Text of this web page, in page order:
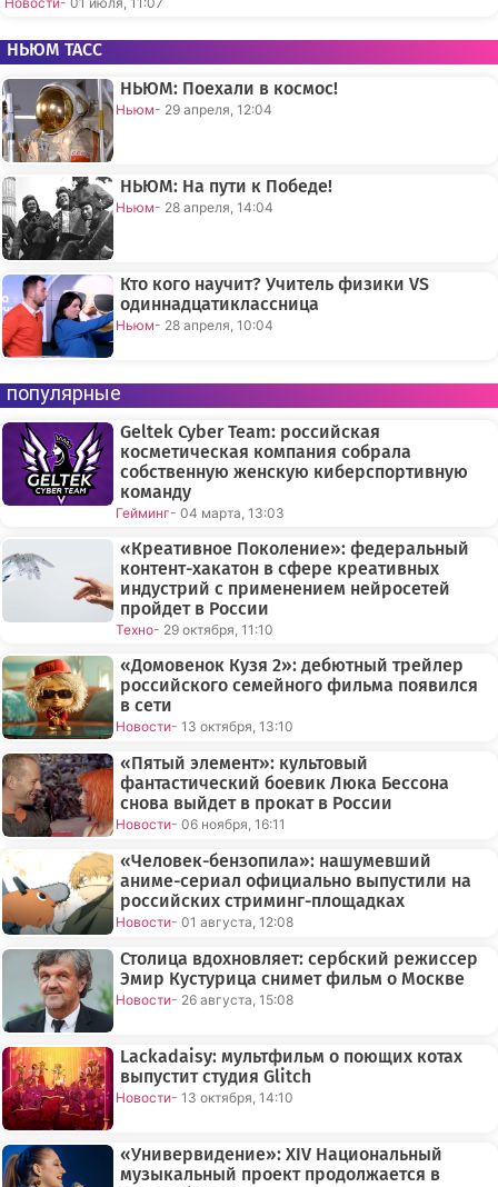
НЬЮМ ТАСС
НЬЮМ: Поехали в космос!
Ньюм- 29 апреля, 12:04
НЬЮМ: На пути к Победе!
Ньюм- 28 апреля, 14:04
Кто кого научит? Учитель физики VS
одиннадцатиклассница
Ньюм- 28 апреля, 10:04
популярные
Geltek Cyber Team: российская
косметическая компания собрала
собственную женскую киберспортивную
команду
Гейминг- 04 марта, 13:03
«Креативное Поколение»: федеральный
контент-хакатон в сфере креативных
индустрий с применением нейросетей
пройдет в России
Техно- 29 октября, 11:10
«Домовенок Кузя 2»: дебютный трейлер
российского семейного фильма появился
в сети
Новости- 13 октября, 13:10
«Пятый элемент»: культовый
фантастический боевик Люка Бессона
снова выйдет в прокат в России
Новости- 06 ноября, 16:11
«Человек-бензопила»: нашумевший
аниме-сериал официально выпустили на
российских стриминг-площадках
Новости- 01 августа, 12:08
Столица вдохновляет: сербский режиссер
Эмир Кустурица снимет фильм о Москве
Новости- 26 августа, 15:08
Lackadaisy: мультфильм о поющих котах
выпустит студия Glitch
Новости- 13 октября, 14:10
«Универвидение»: XIV Национальный
музыкальный проект продолжается в